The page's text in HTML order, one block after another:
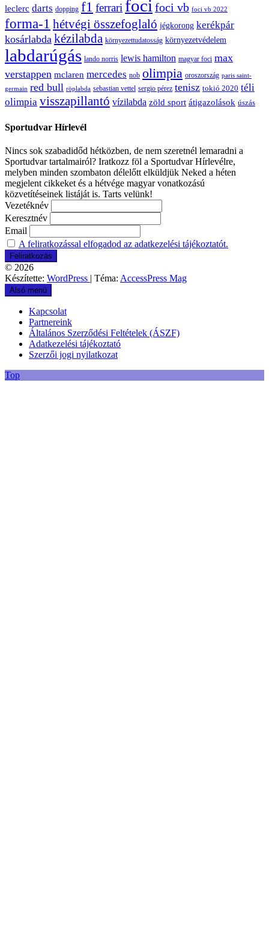
leclerc darts dopping f1 ferrari foci foci vb foci vb 2022
forma-1 hétvégi összefoglaló jégkorong kerékpár
kosárlabda kézilabda környezettudatosság környezetvédelem
labdarúgás lando norris lewis hamilton magyar foci max
verstappen mclaren mercedes nob olimpia oroszország paris saint-
germain red bull röplabda sebastian vettel sergio pérez tenisz tokió 2020 téli
olimpia visszapillantó vízilabda zöld sport átigazolások úszás
Sportudvar Hírlevél
Nincs sok szabadidőd hétközben, de nem szeretnél lemaradni a
Sportudvar tartalmairól? Iratkozz föl a Sportudvar Hírlevélre,
melyben minden szombaton délelőtt elküldjük Neked a héten
megjelent cikkeket és a hétvége magyar vonatkozású
közvetítéseinek listáját is. Tarts velünk!
Vezetéknév
Keresztnév
Email
A feliratkozással elfogadod az adatkezelési tájékoztatót.
© 2026
Készítette: WordPress | Téma: AccessPress Mag
Alsó menü
Kapcsolat
Partnereink
Általános Szerződési Feltételek (ÁSZF)
Adatkezelési tájékoztató
Szerzői jogi nyilatkozat
Top